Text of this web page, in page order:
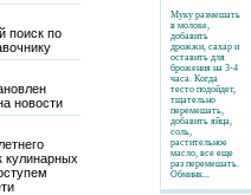
Муку размешать
в молоке,
добавить
дрожжи, сахар и
оставить для
брожения на 3-4
часа. Когда
тесто подойдет,
тщательно
перемешать,
добавить яйца,
соль,
растительное
масло, все еще
раз перемешать.
Обминк...
поиск по
новости
кулинарных